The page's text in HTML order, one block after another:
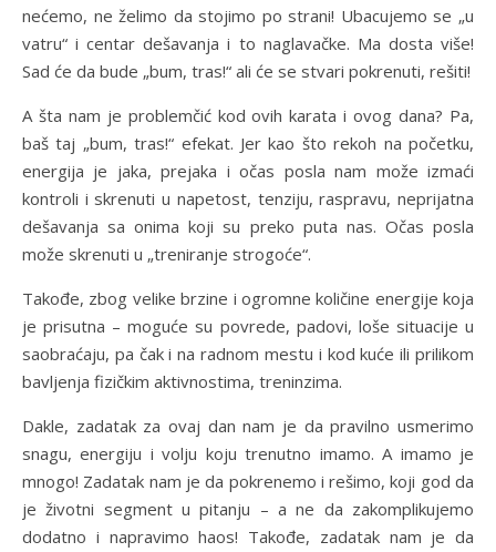
nećemo, ne želimo da stojimo po strani! Ubacujemo se „u
vatru“ i centar dešavanja i to naglavačke. Ma dosta više!
Sad će da bude „bum, tras!“ ali će se stvari pokrenuti, rešiti!
A šta nam je problemčić kod ovih karata i ovog dana? Pa,
baš taj „bum, tras!“ efekat. Jer kao što rekoh na početku,
energija je jaka, prejaka i očas posla nam može izmaći
kontroli i skrenuti u napetost, tenziju, raspravu, neprijatna
dešavanja sa onima koji su preko puta nas. Očas posla
može skrenuti u „treniranje strogoće“.
Takođe, zbog velike brzine i ogromne količine energije koja
je prisutna – moguće su povrede, padovi, loše situacije u
saobraćaju, pa čak i na radnom mestu i kod kuće ili prilikom
bavljenja fizičkim aktivnostima, treninzima.
Dakle, zadatak za ovaj dan nam je da pravilno usmerimo
snagu, energiju i volju koju trenutno imamo. A imamo je
mnogo! Zadatak nam je da pokrenemo i rešimo, koji god da
je životni segment u pitanju – a ne da zakomplikujemo
dodatno i napravimo haos! Takođe, zadatak nam je da